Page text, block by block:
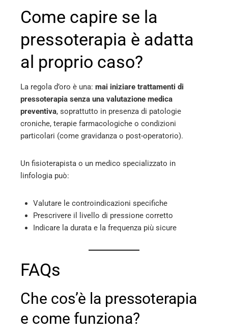
Come capire se la
pressoterapia è adatta
al proprio caso?
La regola d’oro è una: mai iniziare trattamenti di
pressoterapia senza una valutazione medica
preventiva, soprattutto in presenza di patologie
croniche, terapie farmacologiche o condizioni
particolari (come gravidanza o post-operatorio).
Un fisioterapista o un medico specializzato in
linfologia può:
Valutare le controindicazioni specifiche
Prescrivere il livello di pressione corretto
Indicare la durata e la frequenza più sicure
FAQs
Che cos’è la pressoterapia
e come funziona?